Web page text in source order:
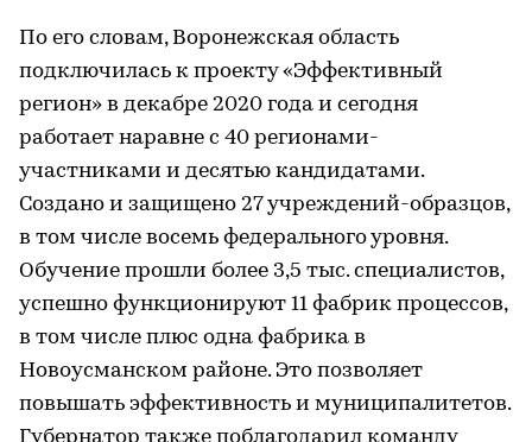
По его словам, Воронежская область
подключилась к проекту «Эффективный
регион» в декабре 2020 года и сегодня
работает наравне с 40 регионами-
участниками и десятью кандидатами.
Создано и защищено 27 учреждений-образцов,
в том числе восемь федерального уровня.
Обучение прошли более 3,5 тыс. специалистов,
успешно функционируют 11 фабрик процессов,
в том числе плюс одна фабрика в
Новоусманском районе. Это позволяет
повышать эффективность и муниципалитетов.
Губернатор также поблагодарил команду